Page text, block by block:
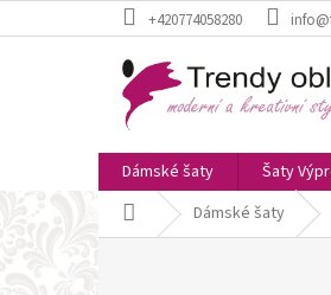
na
+420774058280
Dámské šaty Šaty
Domů Dámské šaty